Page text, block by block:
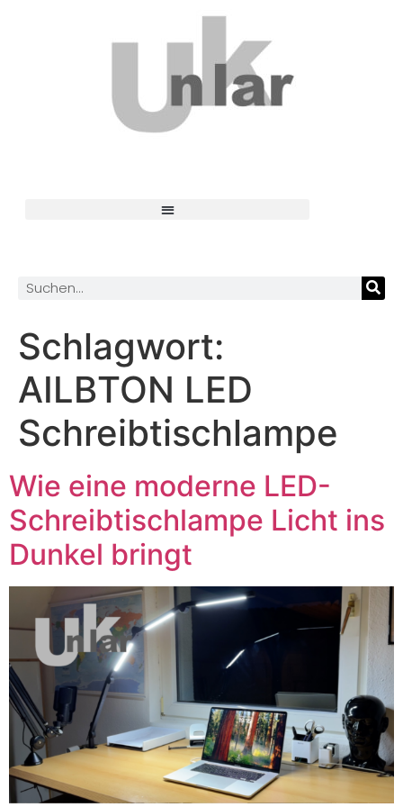
Schlagwort:
AILBTON LED
Schreibtischlampe
Wie eine moderne LED-
Schreibtischlampe Licht ins
Dunkel bringt